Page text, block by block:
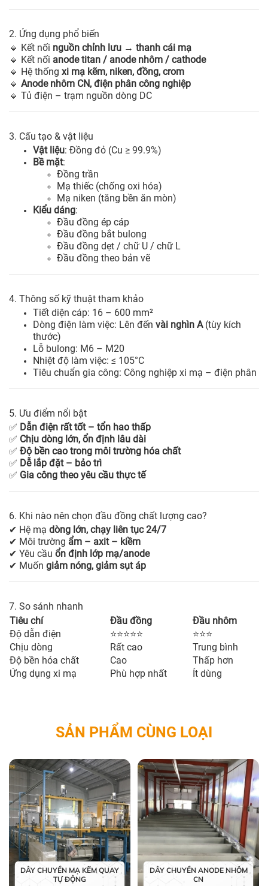
2. Ứng dụng phổ biến
🔹 Kết nối nguồn chỉnh lưu → thanh cái mạ
🔹 Kết nối anode titan / anode nhôm / cathode
🔹 Hệ thống xi mạ kẽm, niken, đồng, crom
🔹 Anode nhôm CN, điện phân công nghiệp
🔹 Tủ điện – trạm nguồn dòng DC
3. Cấu tạo & vật liệu
Vật liệu: Đồng đỏ (Cu ≥ 99.9%)
Bề mặt:
Đồng trần
Mạ thiếc (chống oxi hóa)
Mạ niken (tăng bền ăn mòn)
Kiểu dáng:
Đầu đồng ép cáp
Đầu đồng bắt bulong
Đầu đồng dẹt / chữ U / chữ L
Đầu đồng theo bản vẽ
4. Thông số kỹ thuật tham khảo
Tiết diện cáp: 16 – 600 mm²
Dòng điện làm việc: Lên đến vài nghìn A(tùy kích
thước)
Lỗ bulong: M6 – M20
Nhiệt độ làm việc: ≤ 105°C
Tiêu chuẩn gia công: Công nghiệp xi mạ – điện phân
5. Ưu điểm nổi bật
✅ Dẫn điện rất tốt – tổn hao thấp
✅ Chịu dòng lớn, ổn định lâu dài
✅ Độ bền cao trong môi trường hóa chất
✅ Dễ lắp đặt – bảo trì
✅ Gia công theo yêu cầu thực tế
6. Khi nào nên chọn đầu đồng chất lượng cao?
✔ Hệ mạ dòng lớn, chạy liên tục 24/7
✔ Môi trường ẩm – axit – kiềm
✔ Yêu cầu ổn định lớp mạ/anode
✔ Muốn giảm nóng, giảm sụt áp
7. So sánh nhanh
Tiêu chí
Đầu đồng
Đầu nhôm
Độ dẫn điện
⭐⭐⭐⭐⭐
⭐⭐⭐
Chịu dòng
Rất cao
Trung bình
Độ bền hóa chất
Cao
Thấp hơn
Ứng dụng xi mạ
Phù hợp nhất Ít dùng
SẢN PHẨM CÙNG LOẠI
DÂY CHUYỀN MẠ KẼM QUAY
TỰ ĐỘNG
DÂY CHUYỀN ANODE NHÔM
CN